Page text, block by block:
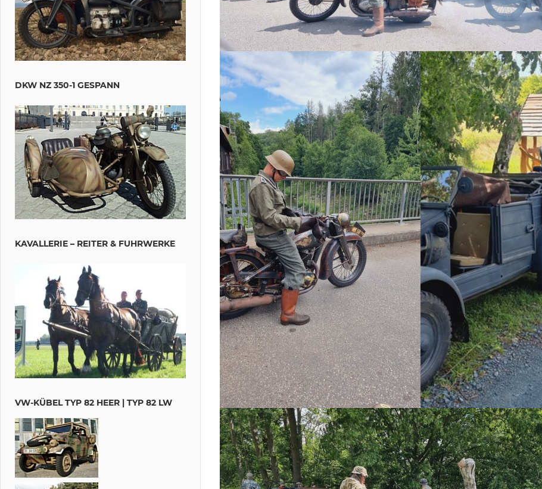
DKW NZ 350-1 GESPANN
KAVALLERIE – REITER & FUHRWERKE
VW-KÜBEL TYP 82 HEER | TYP 82 LW